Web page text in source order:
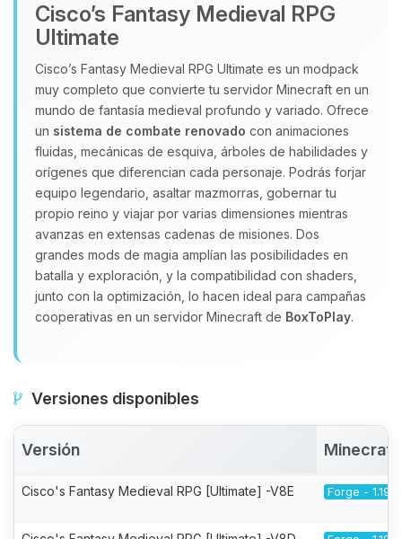
Cisco’s Fantasy Medieval RPG
Ultimate
Cisco’s Fantasy Medieval RPG Ultimate es un modpack
muy completo que convierte tu servidor Minecraft en un
mundo de fantasía medieval profundo y variado. Ofrece
un sistema de combate renovado con animaciones
fluidas, mecánicas de esquiva, árboles de habilidades y
orígenes que diferencian cada personaje. Podrás forjar
equipo legendario, asaltar mazmorras, gobernar tu
propio reino y viajar por varias dimensiones mientras
avanzas en extensas cadenas de misiones. Dos
grandes mods de magia amplían las posibilidades en
batalla y exploración, y la compatibilidad con shaders,
junto con la optimización, lo hacen ideal para campañas
cooperativas en un servidor Minecraft de BoxToPlay.
Versiones disponibles
Versión Minecraft
Cisco's Fantasy Medieval RPG [Ultimate] -V8E Forge - 1.19.2
que necesitas y moveré mis
pequenos circuitos para ayudarte.